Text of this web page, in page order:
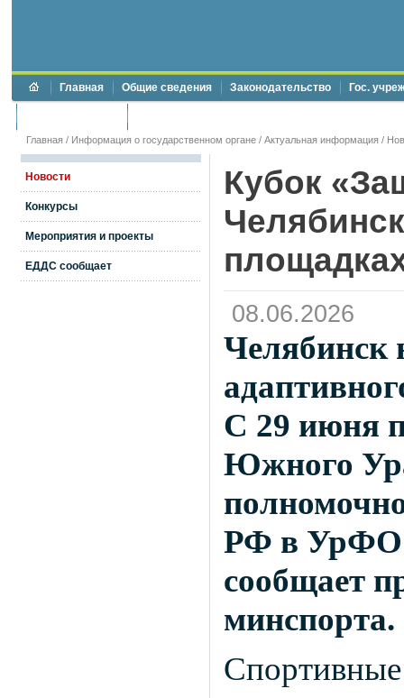
Главная Общие сведения Законодательство Гос.
Главная / Информация о государственном органе / Актуальная информация /
Новости
Конкурсы
Мероприятия и проекты
ЕДДС сообщает
Кубок
08.06.2026
Челябинск
С 29 июня
Южного
РФ в УрФО
сообщает
минспорта.
Спортивные